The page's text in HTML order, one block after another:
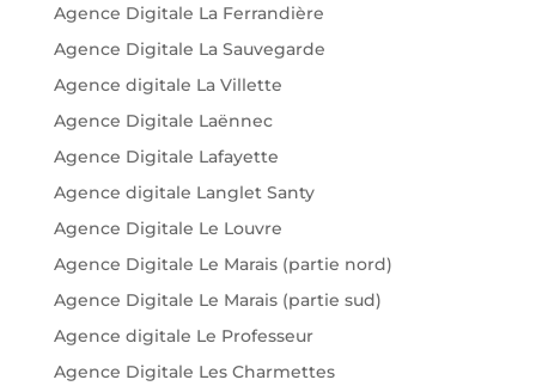
Agence Digitale La Ferrandière
Agence Digitale La Sauvegarde
Agence digitale La Villette
Agence Digitale Laënnec
Agence Digitale Lafayette
Agence digitale Langlet Santy
Agence Digitale Le Louvre
Agence Digitale Le Marais (partie nord)
Agence Digitale Le Marais (partie sud)
Agence digitale Le Professeur
Agence Digitale Les Charmettes